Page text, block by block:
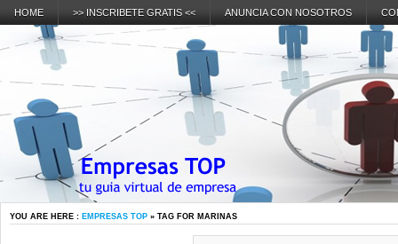
HOME >> INSCRIBETE GRATIS << ANUNCIA CON NOSOTROS
YOU ARE HERE : EMPRESAS TOP » TAG FOR MARINAS